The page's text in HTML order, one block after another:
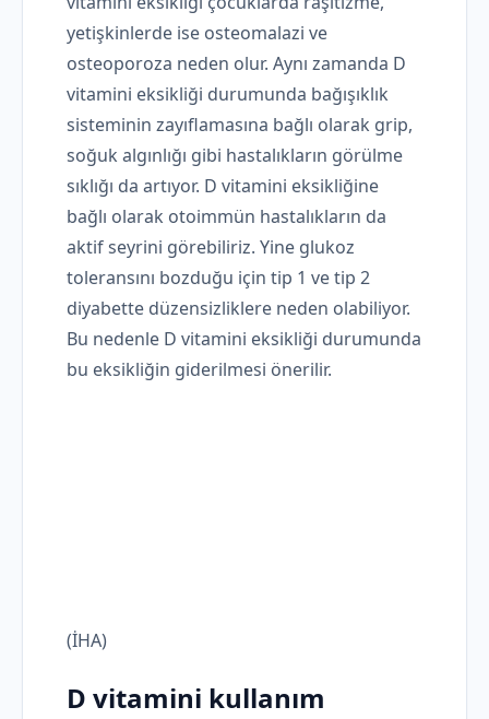
yetişkinlerde ise osteomalazi ve
osteoporoza neden olur. Aynı zamanda D
vitamini eksikliği durumunda bağışıklık
sisteminin zayıflamasına bağlı olarak grip,
soğuk algınlığı gibi hastalıkların görülme
sıklığı da artıyor. D vitamini eksikliğine
bağlı olarak otoimmün hastalıkların da
aktif seyrini görebiliriz. Yine glukoz
toleransını bozduğu için tip 1 ve tip 2
diyabette düzensizliklere neden olabiliyor.
Bu nedenle D vitamini eksikliği durumunda
bu eksikliğin giderilmesi önerilir.
(İHA)
D vitamini kullanım